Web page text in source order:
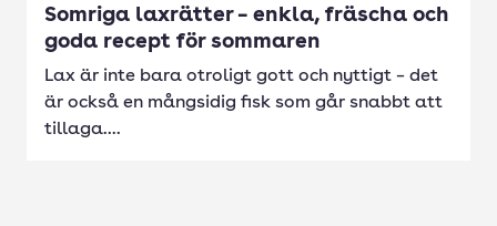
Somriga laxrätter – enkla, fräscha och
goda recept för sommaren
Lax är inte bara otroligt gott och nyttigt – det
är också en mångsidig fisk som går snabbt att
tillaga....